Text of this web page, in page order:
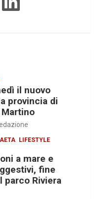
il nuovo
provincia di
LIFESTYLE
a mare e
fine
parco Riviera